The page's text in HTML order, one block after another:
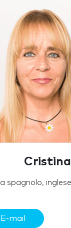
Cristina
spagnolo,
E-mail